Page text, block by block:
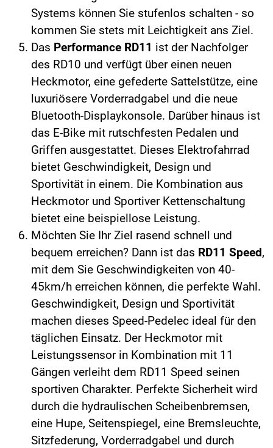
Systems können Sie stufenlos schalten - so
kommen Sie stets mit Leichtigkeit ans Ziel.
Das Performance RD11 ist der Nachfolger
des RD10 und verfügt über einen neuen
Heckmotor, eine gefederte Sattelstütze, eine
luxuriösere Vorderradgabel und die neue
Bluetooth-Displaykonsole. Darüber hinaus ist
das E-Bike mit rutschfesten Pedalen und
Griffen ausgestattet. Dieses Elektrofahrrad
bietet Geschwindigkeit, Design und
Sportivität in einem. Die Kombination aus
Heckmotor und Sportiver Kettenschaltung
bietet eine beispiellose Leistung.
Möchten Sie Ihr Ziel rasend schnell und
bequem erreichen? Dann ist das RD11 Speed,
mit dem Sie Geschwindigkeiten von 40-
45km/h erreichen können, die perfekte Wahl.
Geschwindigkeit, Design und Sportivität
machen dieses Speed-Pedelec ideal für den
täglichen Einsatz. Der Heckmotor mit
Leistungssensor in Kombination mit 11
Gängen verleiht dem RD11 Speed seinen
sportiven Charakter. Perfekte Sicherheit wird
durch die hydraulischen Scheibenbremsen,
eine Hupe, Seitenspiegel, eine Bremsleuchte,
Sitzfederung, Vorderradgabel und durch